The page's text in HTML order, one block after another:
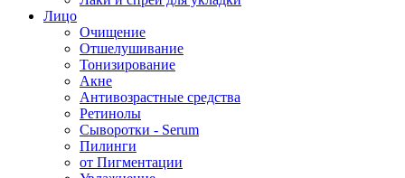
Лицо
Очищение
Отшелушивание
Тонизирование
Акне
Антивозрастные средства
Ретинолы
Сыворотки - Serum
Пилинги
от Пигментации